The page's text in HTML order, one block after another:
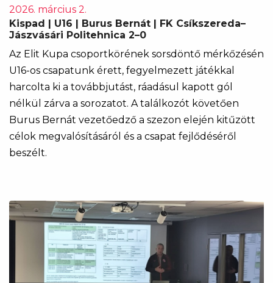
2026. március 2.
Kispad | U16 | Burus Bernát | FK Csíkszereda–
Jászvásári Politehnica 2–0
Az Elit Kupa csoportkörének sorsdöntő mérkőzésén
U16-os csapatunk érett, fegyelmezett játékkal
harcolta ki a továbbjutást, ráadásul kapott gól
nélkül zárva a sorozatot. A találkozót követően
Burus Bernát vezetőedző a szezon elején kitűzött
célok megvalósításáról és a csapat fejlődéséről
beszélt.